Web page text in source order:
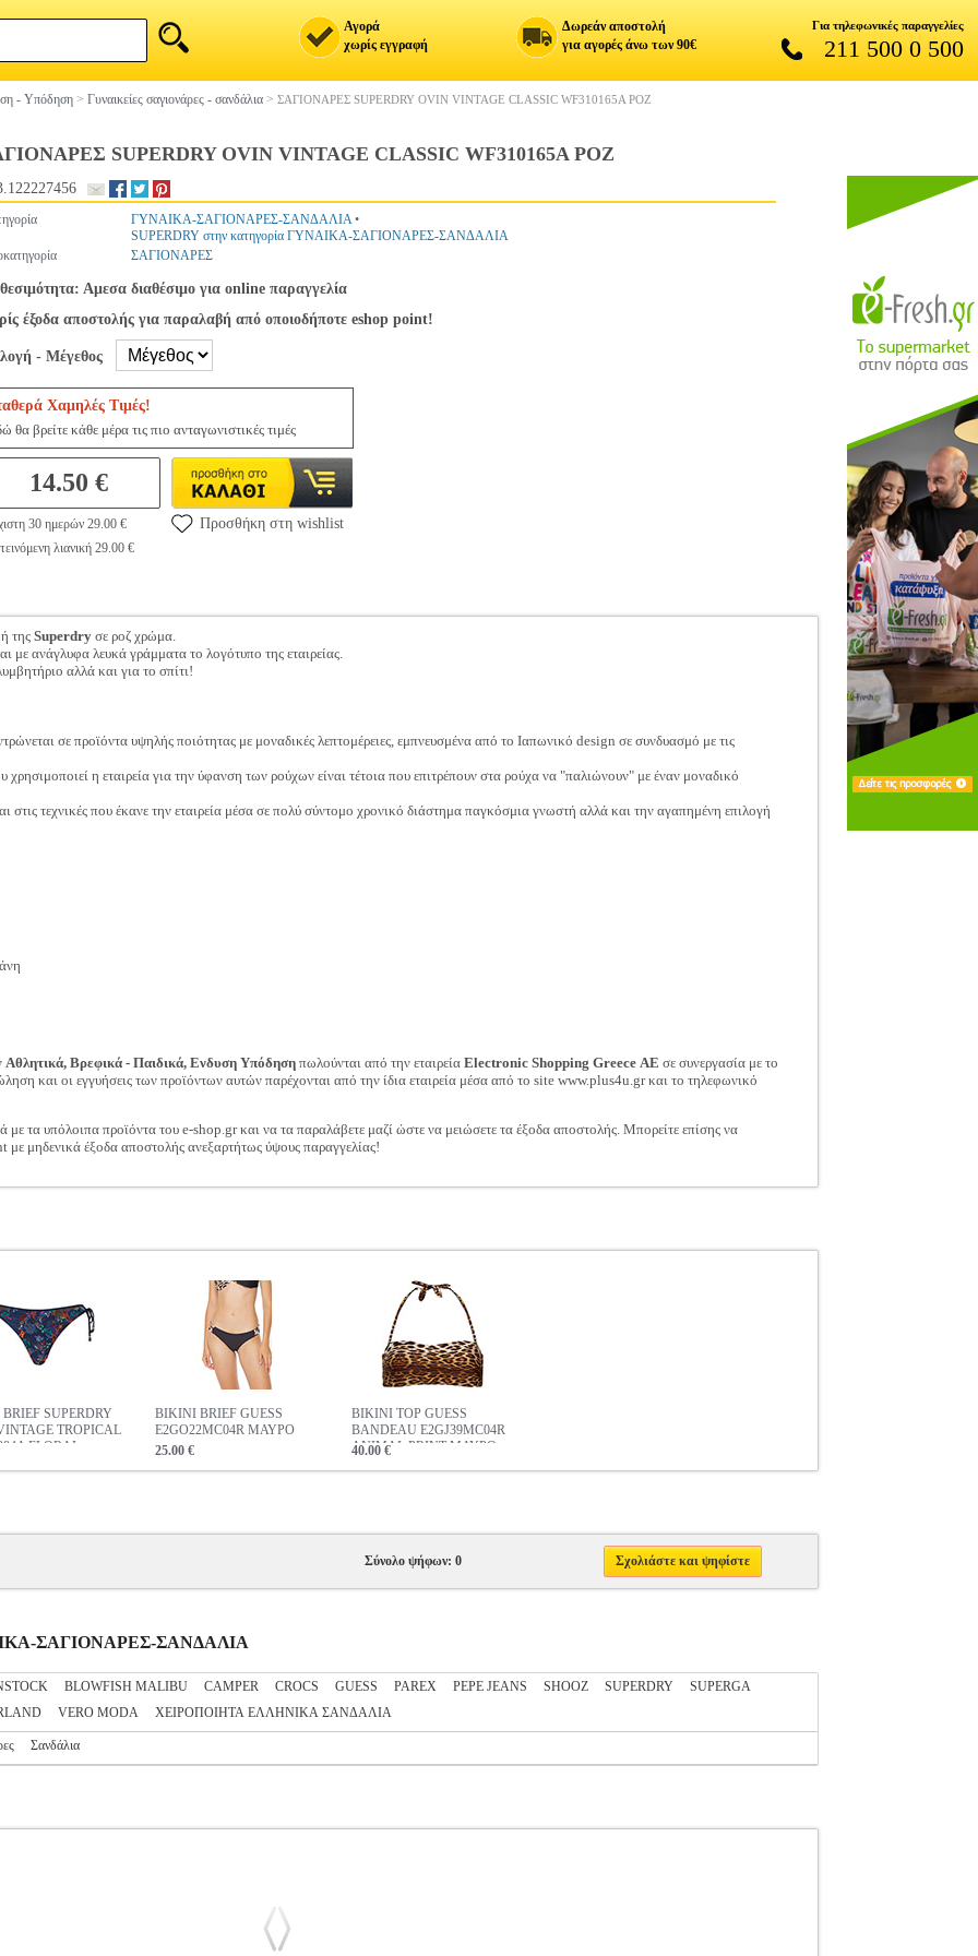
Αγορά
χωρίς εγγραφή
Δωρεάν αποστολή
για αγορές άνω των 90€
Για τηλεφωνικές παραγγελίες
211 500 0 500
- Υπόδηση > Γυναικείες σαγιονάρες - σανδάλια > ΣΑΓΙΟΝΑΡΕΣ SUPERDRY OVIN VINTAGE CLASSIC WF310165A ΡΟΖ
SUPERDRY OVIN VINTAGE CLASSIC WF310165A ΡΟΖ
ΓΥΝΑΙΚΑ-ΣΑΓΙΟΝΑΡΕΣ-ΣΑΝΔΑΛΙΑ•
SUPERDRY στην κατηγορία ΓΥΝΑΙΚΑ-ΣΑΓΙΟΝΑΡΕΣ-ΣΑΝΔΑΛΙΑ
ΣΑΓΙΟΝΑΡΕΣ
Αμεσα διαθέσιμο για online παραγγελία
έξοδα αποστολής για παραλαβή από οποιοδήποτε eshop point!
- Μέγεθος
Χαμηλές Τιμές!
θα βρείτε κάθε μέρα τις πιο ανταγωνιστικές τιμές
14.50 €
30 ημερών 29.00 €
λιανική 29.00 €
Προσθήκη στη wishlist
της Superdryσε ροζ χρώμα.
με ανάγλυφα λευκά γράμματα το λογότυπο της εταιρείας.
αλλά και για το σπίτι!
σε προϊόντα υψηλής ποιότητας με μοναδικές λεπτομέρειες, εμπνευσμένα από το Ιαπωνικό design σε συνδυασμό με τις
χρησιμοποιεί η εταιρεία για την ύφανση των ρούχων είναι τέτοια που επιτρέπουν στα ρούχα να "παλιώνουν" με έναν μοναδικό
στις τεχνικές που έκανε την εταιρεία μέσα σε πολύ σύντομο χρονικό διάστημα παγκόσμια γνωστή αλλά και την αγαπημένη επιλογή
Αθλητικά, Βρεφικά - Παιδικά, Ενδυση Υπόδησηπωλούνται από την εταιρεία Electronic Shopping Greece ΑΕ σε συνεργασία με το
και οι εγγυήσεις των προϊόντων αυτών παρέχονται από την ίδια εταιρεία μέσα από το site www.plus4u.gr και το τηλεφωνικό
με τα υπόλοιπα προϊόντα του e-shop.gr και να τα παραλάβετε μαζί ώστε να μειώσετε τα έξοδα αποστολής. Μπορείτε επίσης να
μηδενικά έξοδα αποστολής ανεξαρτήτως ύψους παραγγελίας!
SUPERDRY
TROPICAL
FLORAL
BIKINI BRIEF GUESS
E2GO22MC04R ΜΑΥΡΟ
25.00 €
BIKINI TOP GUESS
BANDEAU E2GJ39MC04R
ANIMAL PRINT ΜΑΥΡΟ
40.00 €
Σύνολο ψήφων: 0 Σχολιάστε και ψηφίστε
ΣΑΓΙΟΝΑΡΕΣ-ΣΑΝΔΑΛΙΑ
BLOWFISH MALIBU CAMPER CROCS GUESS PAREX PEPE JEANS SHOOZ SUPERDRY
SUPERGA
VERO MODA ΧΕΙΡΟΠΟΙΗΤΑ ΕΛΛΗΝΙΚΑ ΣΑΝΔΑΛΙΑ
Σανδάλια